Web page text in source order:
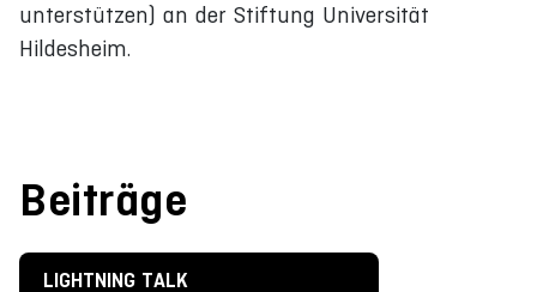
unterstützen) an der Stiftung Universität
Hildesheim.
Beiträge
LIGHTNING TALK